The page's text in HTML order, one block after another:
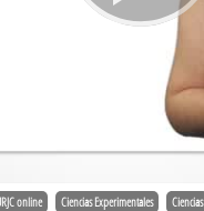
online Ciencias Experimentales Ciencias